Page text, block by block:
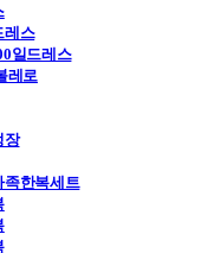
레스
일드레스
레로
장
족한복세트